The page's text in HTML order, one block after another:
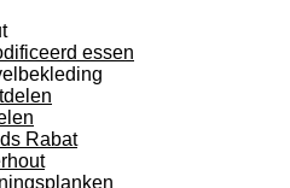
essen
Rabat